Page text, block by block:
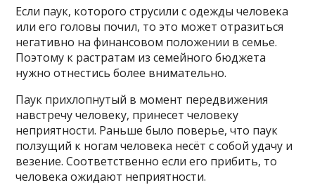
Если паук, которого струсили с одежды человека
или его головы почил, то это может отразиться
негативно на финансовом положении в семье.
Поэтому к растратам из семейного бюджета
нужно отнестись более внимательно.
Паук прихлопнутый в момент передвижения
навстречу человеку, принесет человеку
неприятности. Раньше было поверье, что паук
ползущий к ногам человека несёт с собой удачу и
везение. Соответственно если его прибить, то
человека ожидают неприятности.